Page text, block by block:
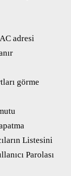
adresi
görme
Listesini
Parolası